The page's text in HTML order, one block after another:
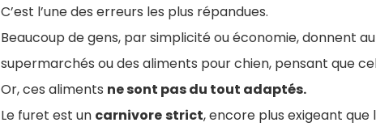
C’est l’une des erreurs les plus répandues.
Beaucoup de gens, par simplicité ou économie, donnent
supermarchés ou des aliments pour chien, pensant que
Or, ces aliments ne sont pas du tout adaptés.
Le furet est un carnivorestrict, encore plus exigeant